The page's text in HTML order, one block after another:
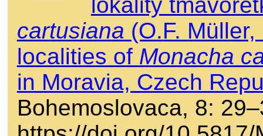
cartusiana (O.F.
localities of Monacha
in Moravia, Czech
Bohemoslovaca, 8: